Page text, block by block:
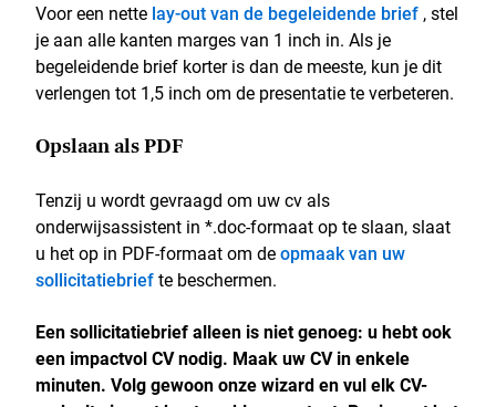
Voor een nette lay-out van de begeleidende brief , stel
je aan alle kanten marges van 1 inch in. Als je
begeleidende brief korter is dan de meeste, kun je dit
verlengen tot 1,5 inch om de presentatie te verbeteren.
Opslaan als PDF
Tenzij u wordt gevraagd om uw cv als
onderwijsassistent in *.doc-formaat op te slaan, slaat
u het op in PDF-formaat om deopmaak van uw
sollicitatiebriefte beschermen.
Een sollicitatiebrief alleen is niet genoeg: u hebt ook
een impactvol CV nodig. Maak uw CV in enkele
minuten. Volg gewoon onze wizard en vul elk CV-